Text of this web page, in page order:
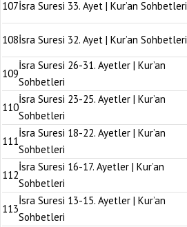
107İsra Suresi 33. Ayet | Kur’an Sohbetleri
108İsra Suresi 32. Ayet | Kur’an Sohbetleri
109
İsra Suresi 26-31. Ayetler | Kur’an
Sohbetleri
110
İsra Suresi 23-25. Ayetler | Kur’an
Sohbetleri
111
İsra Suresi 18-22. Ayetler | Kur’an
Sohbetleri
112
İsra Suresi 16-17. Ayetler | Kur’an
Sohbetleri
113
İsra Suresi 13-15. Ayetler | Kur’an
Sohbetleri